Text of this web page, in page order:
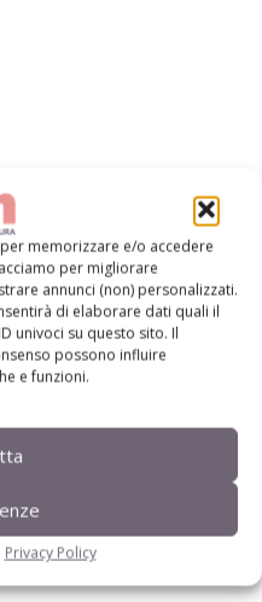
memorizzare e/o accedere
per migliorare
annunci (non) personalizzati.
di elaborare dati quali il
univoci su questo sito. Il
possono influire
e funzioni.
Privacy Policy